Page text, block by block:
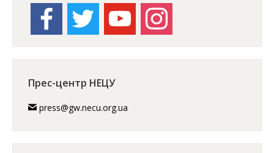
facebook twitter youtube instagram
Прес-центр НЕЦУ
press@gw.necu.org.ua